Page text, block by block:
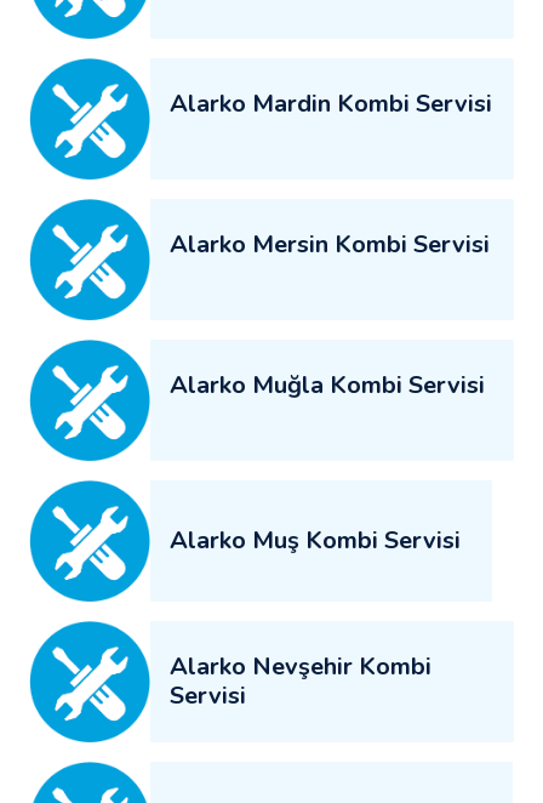
Alarko Mardin Kombi Servisi
Alarko Mersin Kombi Servisi
Alarko Muğla Kombi Servisi
Alarko Muş Kombi Servisi
Alarko Nevşehir Kombi
Servisi